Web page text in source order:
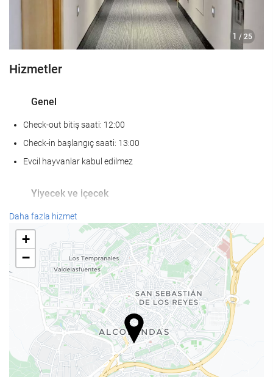
1 / 25
Hizmetler
Genel
Check-out bitiş saati: 12:00
Check-in başlangıç saati: 13:00
Evcil hayvanlar kabul edilmez
Yiyecek ve içecek
À la carte restoran
Bar
Tesis bünyesinde kafe
KarÅÄ±lama hizmetleri
24-saat açık resepsiyon
Bagaj muhafazası
Otopark
Daha fazla hizmet
+
−